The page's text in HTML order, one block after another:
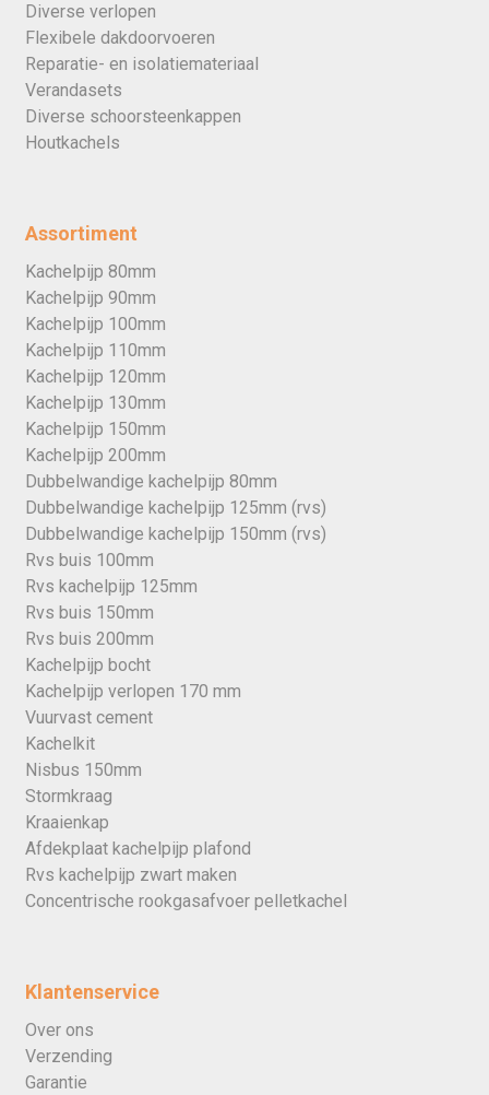
Diverse verlopen
Flexibele dakdoorvoeren
Reparatie- en isolatiemateriaal
Verandasets
Diverse schoorsteenkappen
Houtkachels
Assortiment
Kachelpijp 80mm
Kachelpijp 90mm
Kachelpijp 100mm
Kachelpijp 110mm
Kachelpijp 120mm
Kachelpijp 130mm
Kachelpijp 150mm
Kachelpijp 200mm
Dubbelwandige kachelpijp 80mm
Dubbelwandige kachelpijp 125mm (rvs)
Dubbelwandige kachelpijp 150mm (rvs)
Rvs buis 100mm
Rvs kachelpijp 125mm
Rvs buis 150mm
Rvs buis 200mm
Kachelpijp bocht
Kachelpijp verlopen 170 mm
Vuurvast cement
Kachelkit
Nisbus 150mm
Stormkraag
Kraaienkap
Afdekplaat kachelpijp plafond
Rvs kachelpijp zwart maken
Concentrische rookgasafvoer pelletkachel
Klantenservice
Over ons
Verzending
Garantie